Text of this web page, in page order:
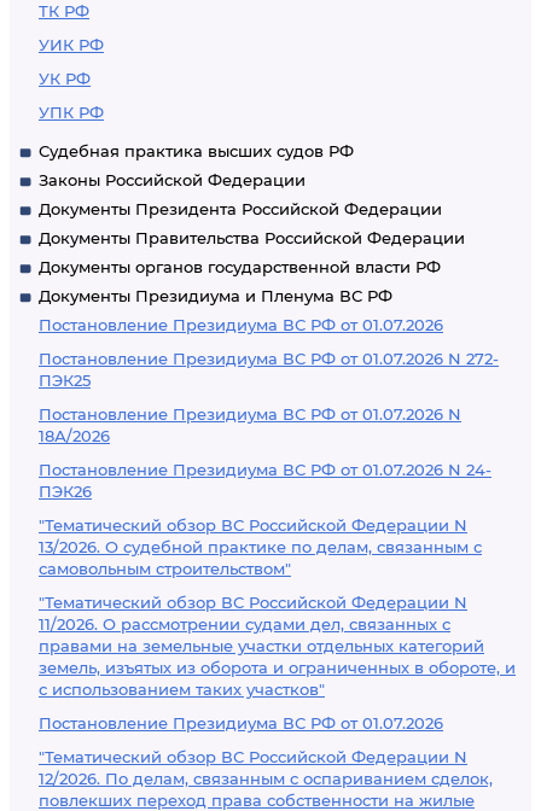
ТК РФ
УИК РФ
УК РФ
УПК РФ
Судебная практика высших судов РФ
Законы Российской Федерации
Документы Президента Российской Федерации
Документы Правительства Российской Федерации
Документы органов государственной власти РФ
Документы Президиума и Пленума ВС РФ
Постановление Президиума ВС РФ от 01.07.2026
Постановление Президиума ВС РФ от 01.07.2026 N 272-
ПЭК25
Постановление Президиума ВС РФ от 01.07.2026 N
18А/2026
Постановление Президиума ВС РФ от 01.07.2026 N 24-
ПЭК26
"Тематический обзор ВС Российской Федерации N
13/2026. О судебной практике по делам, связанным с
самовольным строительством"
"Тематический обзор ВС Российской Федерации N
11/2026. О рассмотрении судами дел, связанных с
правами на земельные участки отдельных категорий
земель, изъятых из оборота и ограниченных в обороте, и
с использованием таких участков"
Постановление Президиума ВС РФ от 01.07.2026
"Тематический обзор ВС Российской Федерации N
12/2026. По делам, связанным с оспариванием сделок,
повлекших переход права собственности на жилые